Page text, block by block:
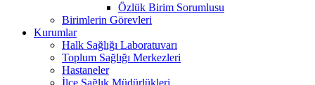
Özlük Birim Sorumlusu
Birimlerin Görevleri
Kurumlar
Halk Sağlığı Laboratuvarı
Toplum Sağlığı Merkezleri
Hastaneler
İlçe Sağlık Müdürlükleri